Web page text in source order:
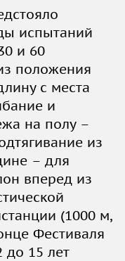
испытаний
и 60
положения
с места
и
на полу –
из
– для
вперед из
(1000 м,
Фестиваля
до 15 лет